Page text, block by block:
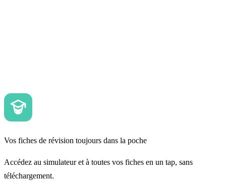
Vos fiches de révision toujours dans la poche
Accédez au simulateur et à toutes vos fiches en un tap, sans
téléchargement.